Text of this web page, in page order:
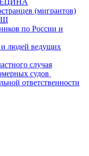
(мигрантов)
по России и
и людей ведущих
случая
судов
ответственности